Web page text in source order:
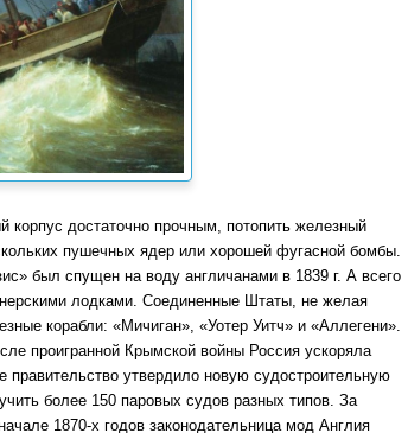
корпус достаточно прочным, потопить железный
пушечных ядер или хорошей фугасной бомбы.
был спущен на воду англичанами в 1839 г. А всего
лодками. Соединенные Штаты, не желая
корабли: «Мичиган», «Уотер Уитч» и «Аллегени».
проигранной Крымской войны Россия ускоряла
правительство утвердило новую судостроительную
более 150 паровых судов разных типов. За
1870-х годов законодательница мод Англия